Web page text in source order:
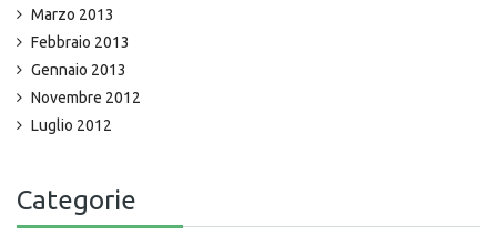
Marzo 2013
Febbraio 2013
Gennaio 2013
Novembre 2012
Luglio 2012
Categorie